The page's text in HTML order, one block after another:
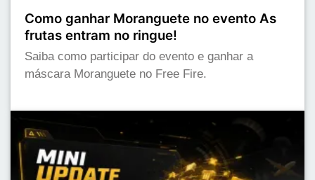
Como ganhar Moranguete no evento As
frutas entram no ringue!
Saiba como participar do evento e ganhar a
máscara Moranguete no Free Fire.